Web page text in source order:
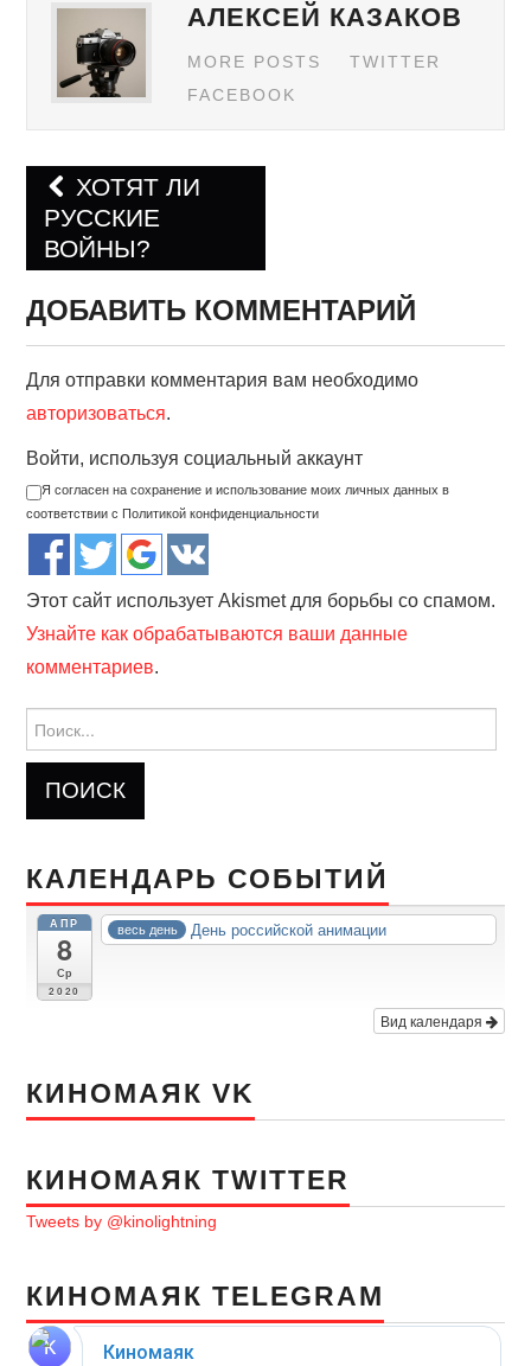
АЛЕКСЕЙ КАЗАКОВ
MORE POSTS
TWITTER
FACEBOOK
Навигация по записям
ХОТЯТ ЛИ
РУССКИЕ
ВОЙНЫ?
ДОБАВИТЬ КОММЕНТАРИЙ
Для отправки комментария вам необходимо
авторизоваться.
Войти, используя социальный аккаунт
Я согласен на сохранение и использование моих личных данных в
соответствии с Политикой конфиденциальности
Этот сайт использует Akismet для борьбы со спамом.
Узнайте как обрабатываются ваши данные
комментариев.
КАЛЕНДАРЬ СОБЫТИЙ
АПР
8
Ср
2020
весь день День российской анимации
Вид календаря
КИНОМАЯК VK
КИНОМАЯК TWITTER
Tweets by @kinolightning
КИНОМАЯК TELEGRAM